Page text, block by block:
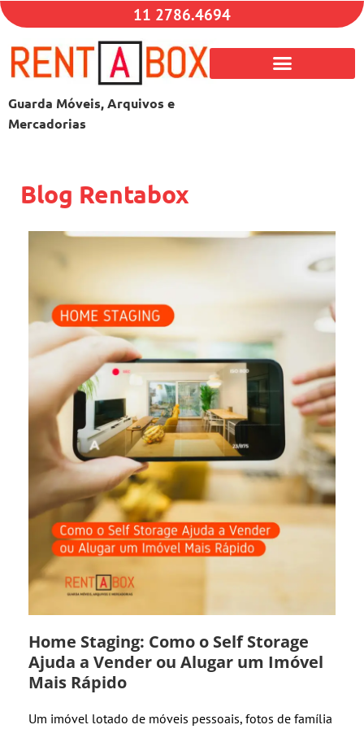
11 2786.4694
Guarda Móveis, Arquivos e
Mercadorias
Blog Rentabox
Home Staging: Como o Self Storage
Ajuda a Vender ou Alugar um Imóvel
Mais Rápido
Um imóvel lotado de móveis pessoais, fotos de família